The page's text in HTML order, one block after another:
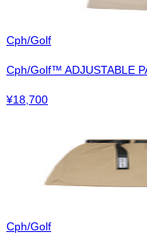
Cph/Golf
Cph/Golf™︎ ADJUSTABLE
¥18,700
Cph/Golf